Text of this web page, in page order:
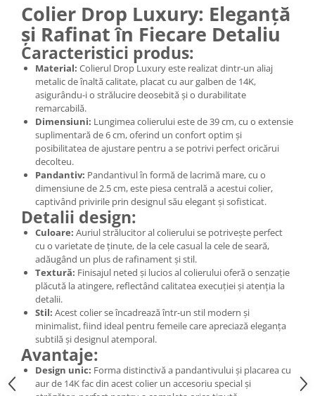
Colier Drop Luxury: Eleganță
și Rafinat în Fiecare Detaliu
Caracteristici produs:
Material: Colierul Drop Luxury este realizat dintr-un aliaj
metalic de înaltă calitate, placat cu aur galben de 14K,
asigurându-i o strălucire deosebită și o durabilitate
remarcabilă.
Dimensiuni: Lungimea colierului este de 39 cm, cu o extensie
suplimentară de 6 cm, oferind un confort optim și
posibilitatea de ajustare pentru a se potrivi perfect oricărui
decolteu.
Pandantiv: Pandantivul în formă de lacrimă mare, cu o
dimensiune de 2.5 cm, este piesa centrală a acestui colier,
captivând privirile prin designul său elegant și sofisticat.
Detalii design:
Culoare: Auriul strălucitor al colierului se potrivește perfect
cu o varietate de ținute, de la cele casual la cele de seară,
adăugând un plus de rafinament și stil.
Textură: Finisajul neted și lucios al colierului oferă o senzație
plăcută la atingere, reflectând calitatea execuției și atenția la
detalii.
Stil: Acest colier se încadrează într-un stil modern și
minimalist, fiind ideal pentru femeile care apreciază eleganța
subtilă și designul atemporal.
Avantaje:
Design unic: Forma distinctivă a pandantivului și placarea cu
aur de 14K fac din acest colier un accesoriu special și